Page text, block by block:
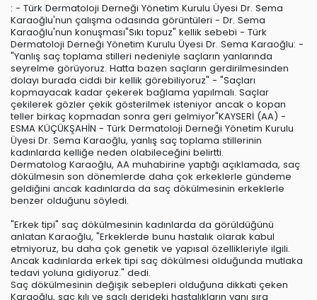
: - Türk Dermatoloji Derneği Yönetim Kurulu Üyesi Dr. Sema
Karaoğlu'nun çalışma odasında görüntüleri - Dr. Sema
Karaoğlu'nun konuşması"Sıkı topuz" kellik sebebi - Türk
Dermatoloji Derneği Yönetim Kurulu Üyesi Dr. Sema Karaoğlu: -
"Yanlış saç toplama stilleri nedeniyle saçların yanlarında
seyrelme görüyoruz. Hatta bazen saçların gerdirilmesinden
dolayı burada ciddi bir kellik görebiliyoruz" - "Saçları
kopmayacak kadar çekerek bağlama yapılmalı. Saçlar
çekilerek gözler çekik gösterilmek isteniyor ancak o kopan
teller birkaç kopmadan sonra geri gelmiyor"KAYSERİ (AA) -
ESMA KÜÇÜKŞAHİN - Türk Dermatoloji Derneği Yönetim Kurulu
Üyesi Dr. Sema Karaoğlu, yanlış saç toplama stillerinin
kadınlarda kelliğe neden olabileceğini belirtti.
Dermatolog Karaoğlu, AA muhabirine yaptığı açıklamada, saç
dökülmesin son dönemlerde daha çok erkeklerle gündeme
geldiğini ancak kadınlarda da saç dökülmesinin erkeklerle
benzer olduğunu söyledi.
"Erkek tipi" saç dökülmesinin kadınlarda da görüldüğünü
anlatan Karaoğlu, "Erkeklerde bunu hastalık olarak kabul
etmiyoruz, bu daha çok genetik ve yapısal özellikleriyle ilgili.
Ancak kadınlarda erkek tipi saç dökülmesi olduğunda mutlaka
tedavi yoluna gidiyoruz." dedi.
Saç dökülmesinin değişik sebepleri olduğuna dikkati çeken
Karaoğlu, saç kılı ve saçlı derideki hastalıkların yanı sıra